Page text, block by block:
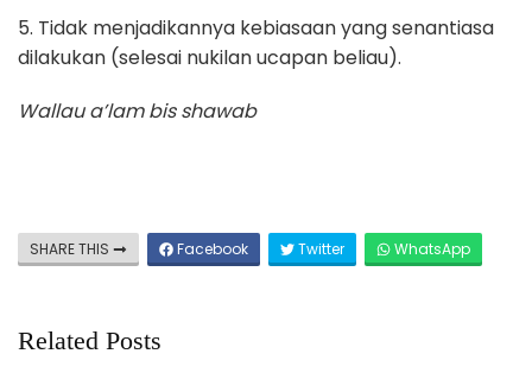
5. Tidak menjadikannya kebiasaan yang senantiasa
dilakukan (selesai nukilan ucapan beliau).
Wallau a’lam bis shawab
SHARE THIS Facebook Twitter WhatsApp
Related Posts